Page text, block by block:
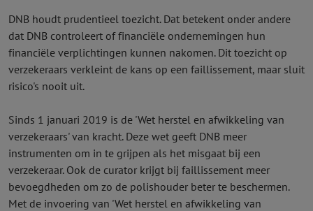
DNB houdt prudentieel toezicht. Dat betekent onder andere
dat DNB controleert of financiële ondernemingen hun
financiële verplichtingen kunnen nakomen. Dit toezicht op
verzekeraars verkleint de kans op een faillissement, maar sluit
risico's nooit uit.
Sinds 1 januari 2019 is de 'Wet herstel en afwikkeling van
verzekeraars' van kracht. Deze wet geeft DNB meer
instrumenten om in te grijpen als het misgaat bij een
verzekeraar. Ook de curator krijgt bij faillissement meer
bevoegdheden om zo de polishouder beter te beschermen.
Met de invoering van 'Wet herstel en afwikkeling van